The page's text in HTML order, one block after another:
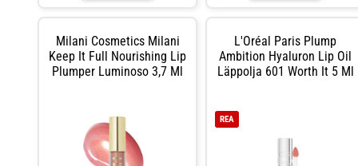
applikatorn. TIRTIR Waterism Lip
Milani Cosmetics Milani
Keep It Full Nourishing Lip
Plumper Luminoso 3,7 Ml
L'Oréal Paris Plump
Ambition Hyaluron Lip Oil
Läppolja 601 Worth It 5 Ml
REA